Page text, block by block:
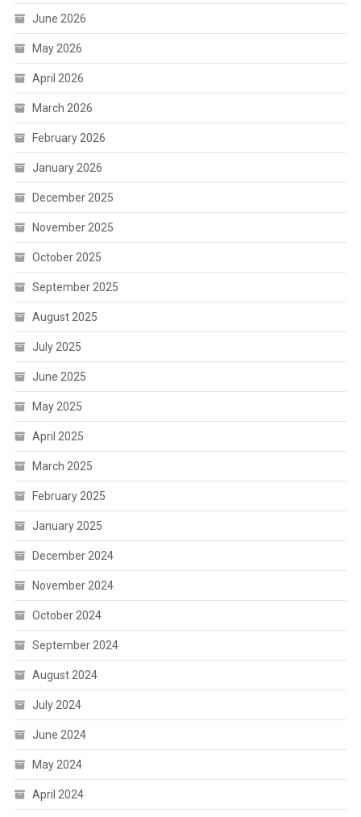
June 2026
May 2026
April 2026
March 2026
February 2026
January 2026
December 2025
November 2025
October 2025
September 2025
August 2025
July 2025
June 2025
May 2025
April 2025
March 2025
February 2025
January 2025
December 2024
November 2024
October 2024
September 2024
August 2024
July 2024
June 2024
May 2024
April 2024